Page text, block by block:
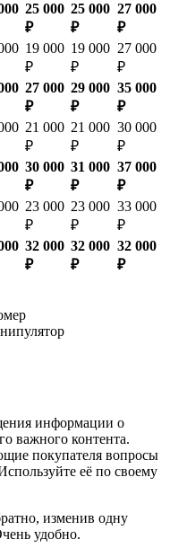
25 000
₽
25 000
₽
27 000
₽
19 000
₽
19 000
₽
27 000
₽
27 000
₽
29 000
₽
35 000
₽
21 000
₽
21 000
₽
30 000
₽
30 000
₽
31 000
₽
37 000
₽
23 000
₽
23 000
₽
33 000
₽
32 000
₽
32 000
₽
32 000
₽
информации о
важного контента.
покупателя вопросы
её по своему
изменив одну
удобно.